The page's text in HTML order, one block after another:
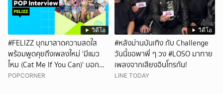
วิดีโอ
#FELIZZ บุกมาสาดความสดใส
พร้อมพูดคุยถึงเพลงใหม่ 'มีแมว
ไหม (Cat Me If You Can)' บอก
เลยว่าเริ่ดไม่ไหว 🌟
POPCORNER
วิดีโอ
#หลังม่านบันเทิง กับ Challenge
วันนี้ขอพาพี่ ๆ วง #LOSO มาทาย
เพลงจากเสียงอินโทรกัน!
LINE TODAY